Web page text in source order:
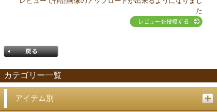
た
カテゴリー一覧
アイテム別